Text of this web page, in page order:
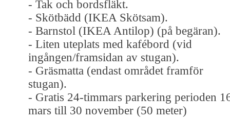
- Tak och bordsfläkt.
- Skötbädd (IKEA Skötsam).
- Barnstol (IKEA Antilop) (på begäran).
- Liten uteplats med kafébord (vid
ingången/framsidan av stugan).
- Gräsmatta (endast området framför
stugan).
- Gratis 24-timmars parkering perioden
mars till 30 november (50 meter)